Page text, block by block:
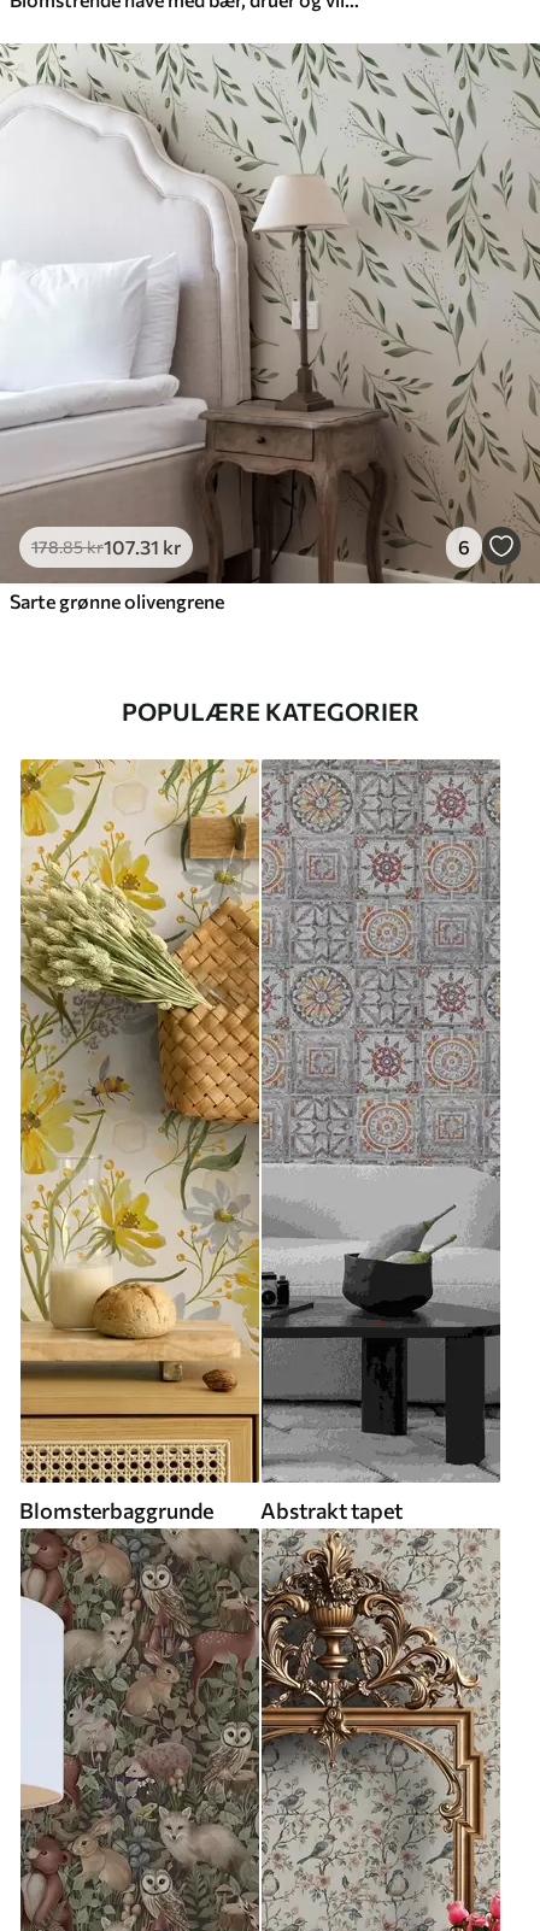
178.85kr107.31 kr 6
Sarte grønne olivengrene
POPULÆRE KATEGORIER
Blomsterbaggrunde Abstrakt tapet